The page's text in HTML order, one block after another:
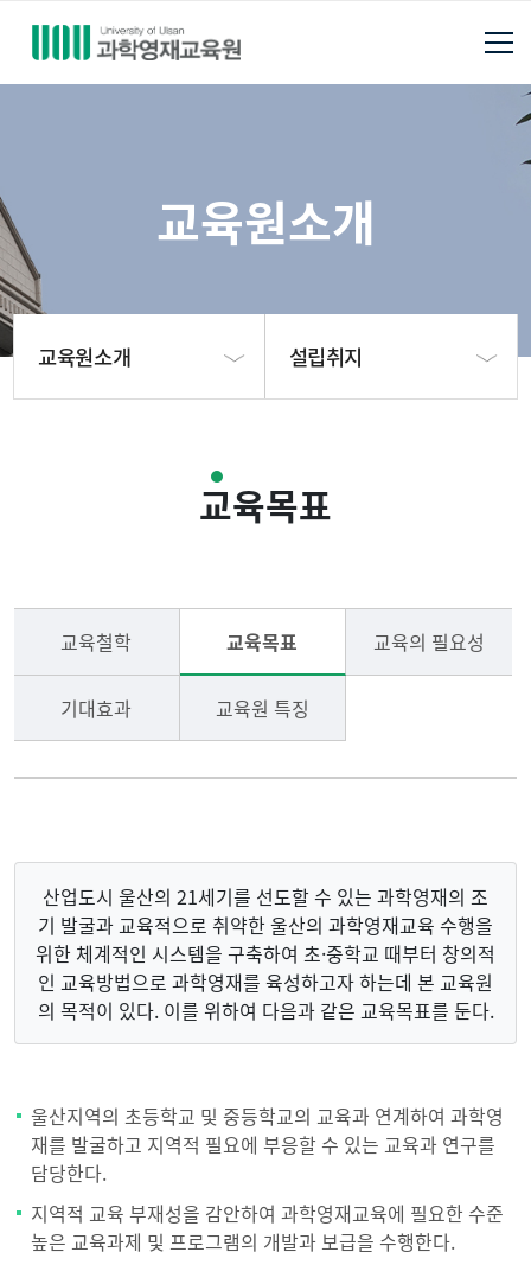
교육원소개
교육원소개
학생선발
관련사이트
설립취지
원장 인사말
분야별 지도교수
찾아오시는 길
교육목표
교육철학 교육목표 교육의 필요성
기대효과 교육원 특징
산업도시 울산의 21세기를 선도할 수 있는 과학영재의 조
기 발굴과 교육적으로 취약한 울산의 과학영재교육 수행을
위한 체계적인 시스템을 구축하여 초·중학교 때부터 창의적
인 교육방법으로 과학영재를 육성하고자 하는데 본 교육원
의 목적이 있다. 이를 위하여 다음과 같은 교육목표를 둔다.
울산지역의 초등학교 및 중등학교의 교육과 연계하여 과학영
재를 발굴하고 지역적 필요에 부응할 수 있는 교육과 연구를
담당한다.
지역적 교육 부재성을 감안하여 과학영재교육에 필요한 수준
높은 교육과제 및 프로그램의 개발과 보급을 수행한다.